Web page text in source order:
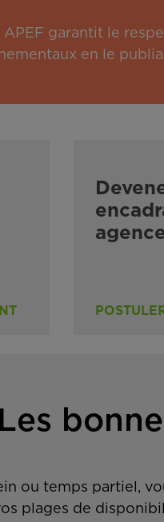
APEF garantit le
en le
Les
ou temps partiel,
plages de